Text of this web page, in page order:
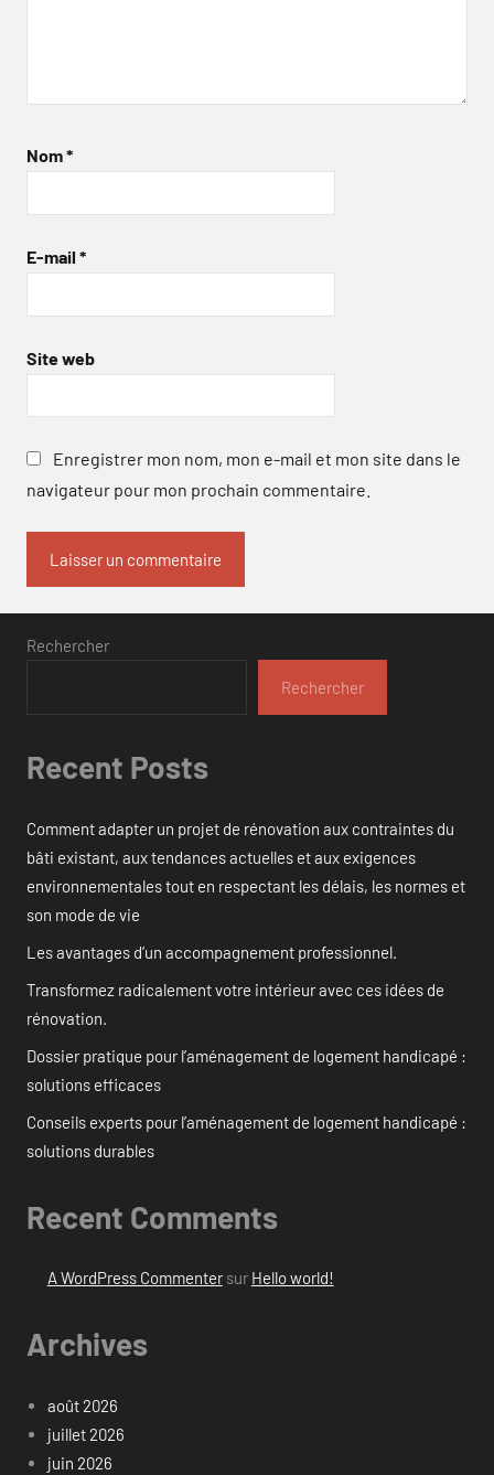
Nom*
E-mail *
Site web
Enregistrer mon nom, mon e-mail et mon site dans le
navigateur pour mon prochain commentaire.
Rechercher
Rechercher
Recent Posts
Comment adapter un projet de rénovation aux contraintes du
bâti existant, aux tendances actuelles et aux exigences
environnementales tout en respectant les délais, les normes et
son mode de vie
Les avantages d’un accompagnement professionnel.
Transformez radicalement votre intérieur avec ces idées de
rénovation.
Dossier pratique pour l’aménagement de logement handicapé :
solutions efficaces
Conseils experts pour l’aménagement de logement handicapé :
solutions durables
Recent Comments
A WordPress Commentersur Hello world!
Archives
août 2026
juillet 2026
juin 2026